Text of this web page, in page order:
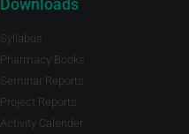
Downloads
Syllabus
Pharmacy Books
Seminar Reports
Project Reports
Activity Calender